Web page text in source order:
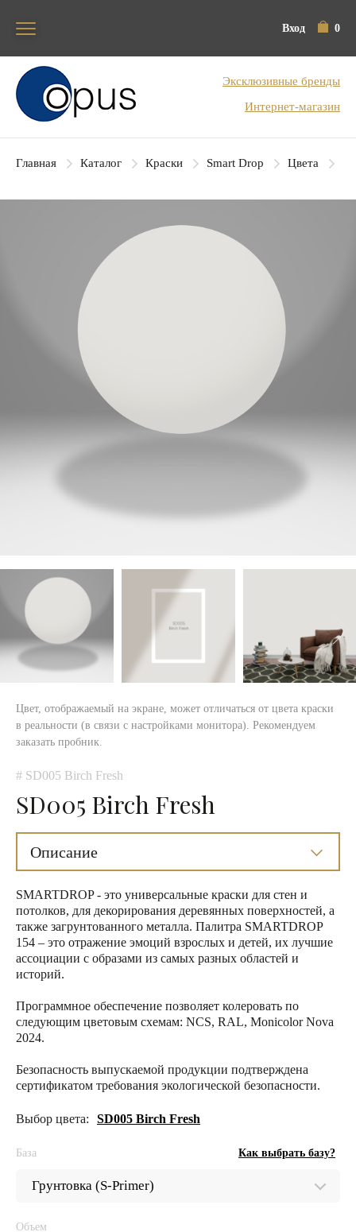
Вход 0
Блок поиска
Эксклюзивные бренды
Интернет-магазин
Главная Каталог Краски Smart Drop Цвета
Цвет, отображаемый на экране, может отличаться от цвета краски
в реальности (в связи с настройками монитора). Рекомендуем
заказать пробник.
# SD005 Birch Fresh
SD005 Birch Fresh
Описание
SMARTDROP - это универсальные краски для стен и
потолков, для декорирования деревянных поверхностей, а
также загрунтованного металла. Палитра SMARTDROP
154 – это отражение эмоций взрослых и детей, их лучшие
ассоциации с образами из самых разных областей и
историй.
Программное обеспечение позволяет колеровать по
следующим цветовым схемам: NCS, RAL, Monicolor Nova
2024.
Безопасность выпускаемой продукции подтверждена
сертификатом требования экологической безопасности.
Выбор цвета: SD005 Birch Fresh
База Как выбрать базу?
Объем